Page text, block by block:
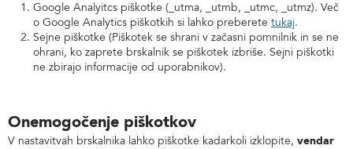
Google Analyitcs piškotke (_utma, _utmb, _utmc, _utmz). Več
o Google Analytics piškotkih si lahko preberete tukaj.
Sejne piškotke (Piškotek se shrani v začasni pomnilnik in se ne
ohrani, ko zaprete brskalnik se piškotek izbriše. Sejni piškotki
ne zbirajo informacije od uporabnikov).
Onemogočenje piškotkov
V nastavitvah brskalnika lahko piškotke kadarkoli izklopite, vendar